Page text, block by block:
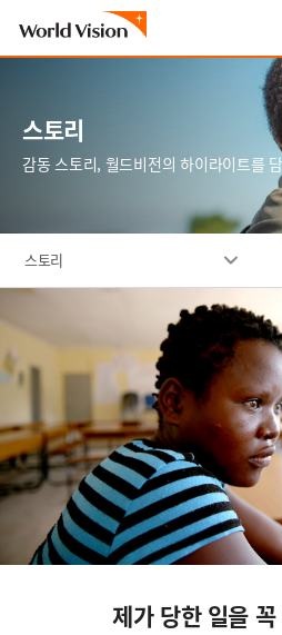
스토리
감동 스토리, 월드비전의 하이라이트를
스토리
미
지
설
명
제가 당한 일을